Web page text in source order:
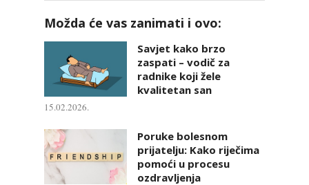
Možda će vas zanimati i ovo:
Savjet kako brzo
zaspati – vodič za
radnike koji žele
kvalitetan san
15.02.2026.
Poruke bolesnom
prijatelju: Kako riječima
pomoći u procesu
ozdravljenja